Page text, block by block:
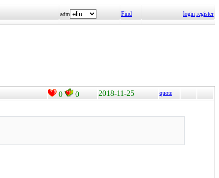
adm Find login register
0 0 2018-11-25 quote